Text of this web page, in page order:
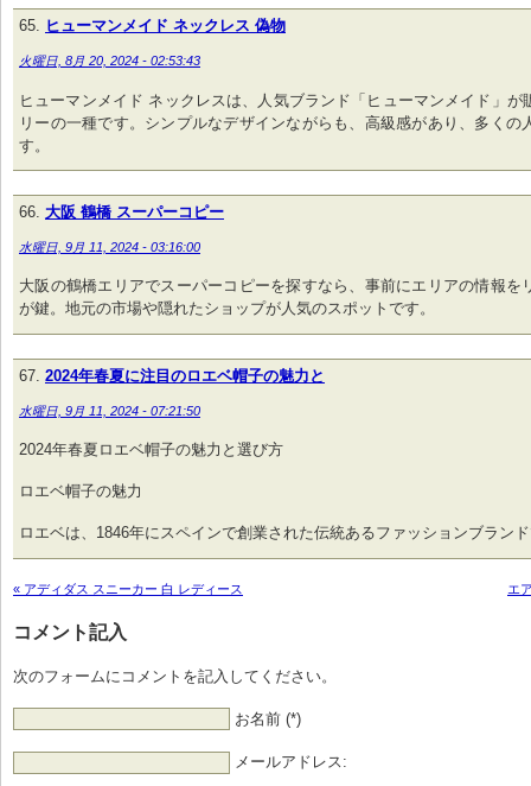
ヒューマンメイド ネックレス 偽物
火曜日, 8月 20, 2024 - 02:53:43
ヒューマンメイド ネックレスは、人気ブランド「ヒューマンメイド」が
リーの一種です。シンプルなデザインながらも、高級感があり、多くの
す。
大阪 鶴橋 スーパーコピー
水曜日, 9月 11, 2024 - 03:16:00
大阪の鶴橋エリアでスーパーコピーを探すなら、事前にエリアの情報を
が鍵。地元の市場や隠れたショップが人気のスポットです。
2024年春夏に注目のロエベ帽子の魅力と
水曜日, 9月 11, 2024 - 07:21:50
2024年春夏ロエベ帽子の魅力と選び方
ロエベ帽子の魅力
ロエベは、1846年にスペインで創業された伝統あるファッションブラン
エ
« アディダス スニーカー 白 レディース
コメント記入
次のフォームにコメントを記入してください。
お名前 (*)
メールアドレス: